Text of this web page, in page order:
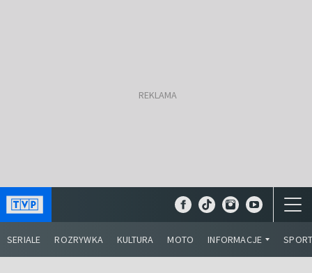
SERIALE ROZRYWKA KULTURA MOTO INFORMACJE